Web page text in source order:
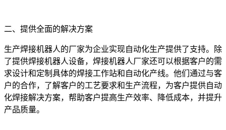
二、提供全面的解决方案
生产焊接机器人的厂家为企业实现自动化生产提供了支持。除
了提供焊接机器人设备，焊接机器人厂家还可以根据客户的需
求设计和定制具体的焊接工作站和自动化产线。他们通过与客
户的合作，了解客户的工艺要求和生产流程，为客户提供自动
化焊接解决方案，帮助客户提高生产效率、降低成本，并提升
产品质量。